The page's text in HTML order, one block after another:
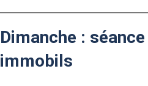
Dimanche :
immobils